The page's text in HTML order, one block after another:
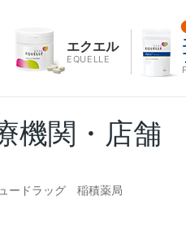
エクエル
EQUELLE
機関・店舗
ードラッグ 稲積薬局